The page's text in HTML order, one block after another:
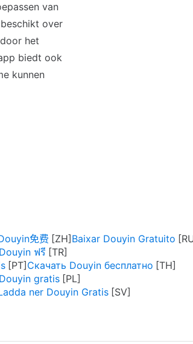
van
over
het
biedt ook
kunnen
免费
Baixar Douyin Gratuito
ฟรี
Скачать Douyin бесплатно
gratis
ner Douyin Gratis